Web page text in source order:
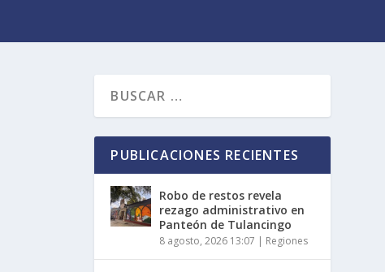
PUBLICACIONES RECIENTES
Robo de restos revela
rezago administrativo en
Panteón de Tulancingo
8 agosto, 2026 13:07 | Regiones